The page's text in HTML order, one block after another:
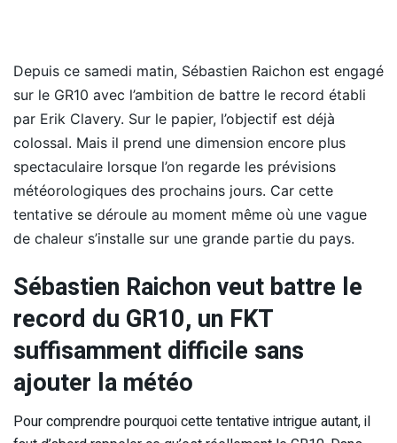
Depuis ce samedi matin, Sébastien Raichon est engagé
sur le GR10 avec l’ambition de battre le record établi
par Erik Clavery. Sur le papier, l’objectif est déjà
colossal. Mais il prend une dimension encore plus
spectaculaire lorsque l’on regarde les prévisions
météorologiques des prochains jours. Car cette
tentative se déroule au moment même où une vague
de chaleur s’installe sur une grande partie du pays.
Sébastien Raichon veut battre le
record du GR10, un FKT
suffisamment difficile sans
ajouter la météo
Pour comprendre pourquoi cette tentative intrigue autant, il